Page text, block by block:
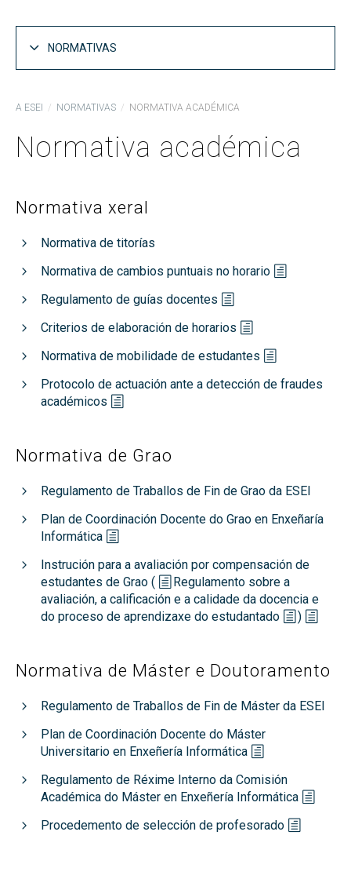
NORMATIVAS
Normativas de prácticas externas curriculares
Normativas xerais
Outras normativas
Regulamento de Réxime Interno
Reclamacións e suxestións
A ESEI NORMATIVAS NORMATIVA ACADÉMICA
Normativa académica
Normativa xeral
Normativa de titorías
Normativa de cambios puntuais no horario
Regulamento de guías docentes
Criterios de elaboración de horarios
Normativa de mobilidade de estudantes
Protocolo de actuación ante a detección de fraudes
académicos
Normativa de Grao
Regulamento de Traballos de Fin de Grao da ESEI
Plan de Coordinación Docente do Grao en Enxeñaría
Informática
Instrución para a avaliación por compensación de
estudantes de Grao (
Regulamento sobre a
avaliación, a calificación e a calidade da docencia e
do proceso de aprendizaxe do estudantado
)
Normativa de Máster e Doutoramento
Regulamento de Traballos de Fin de Máster da ESEI
Plan de Coordinación Docente do Máster
Universitario en Enxeñería Informática
Regulamento de Réxime Interno da Comisión
Académica do Máster en Enxeñería Informática
Procedemento de selección de profesorado